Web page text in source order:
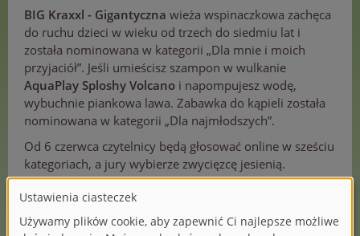
BIG Kraxxl - Gigantyczna wieża wspinaczkowa zachęca
do ruchu dzieci w wieku od trzech do siedmiu lat i
została nominowana w kategorii „Dla mnie i moich
przyjaciół”. Jeśli umieścisz szampon w wulkanie
AquaPlay Sploshy Volcano i napompujesz wodę,
wybuchnie piankowa lawa. Zabawka do kąpieli została
nominowana w kategorii „Dla najmłodszych”.
Od 6 czerwca czytelnicy będą głosować online w sześciu
kategoriach, a jury wybierze zwycięzcę jesienią.